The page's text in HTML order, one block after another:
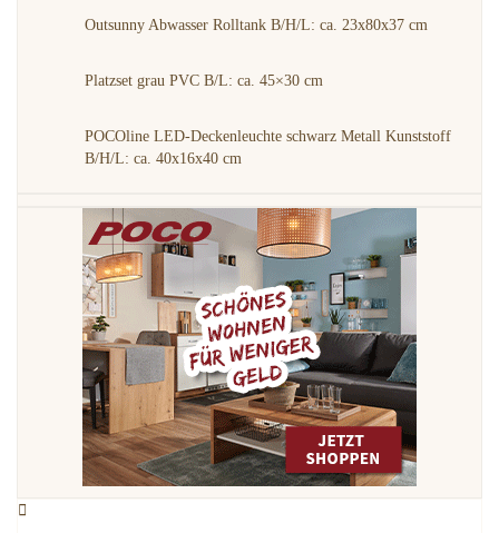
Outsunny Abwasser Rolltank B/H/L: ca. 23x80x37 cm
Platzset grau PVC B/L: ca. 45×30 cm
POCOline LED-Deckenleuchte schwarz Metall Kunststoff
B/H/L: ca. 40x16x40 cm